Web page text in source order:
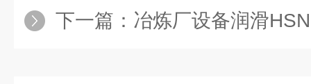
下一篇： 冶炼厂设备润滑